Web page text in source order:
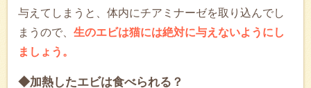
与えてしまうと、体内にチアミナーゼを取り込んでし
まうので、 生のエビは猫には絶対に与えないようにし
ましょう。
◆加熱したエビは食べられる？